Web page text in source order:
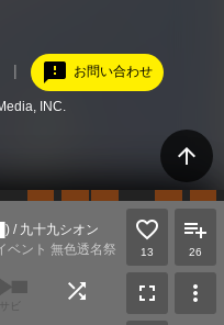
arrow_upward
feedback お問い合わせ
INC.
/ 九十九シオン
ベント 無色透名祭
サビ
shuffle
13 26
fullscreen more_vert